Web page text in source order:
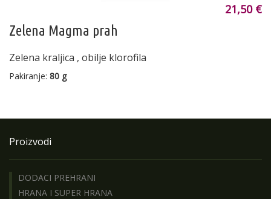
21,50 €
Zelena Magma prah
Zelena kraljica , obilje klorofila
Pakiranje: 80 g
Proizvodi
DODACI PREHRANI
HRANA I SUPER HRANA